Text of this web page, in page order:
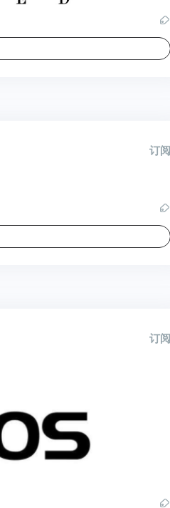
订阅
订阅